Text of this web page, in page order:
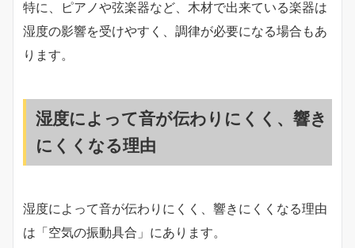
特に、ピアノや弦楽器など、木材で出来ている楽器は
湿度の影響を受けやすく、調律が必要になる場合もあ
ります。
湿度によって音が伝わりにくく、響き
にくくなる理由
湿度によって音が伝わりにくく、響きにくくなる理由
は「空気の振動具合」にあります。